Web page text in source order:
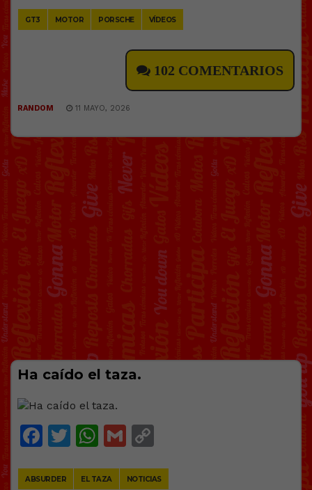
GT3 MOTOR PORSCHE VÍDEOS
102 COMENTARIOS
RANDOM 11 MAYO, 2026
Ha caído el taza.
Facebook
Twitter
WhatsApp
Gmail
ABSURDER EL TAZA NOTICIAS